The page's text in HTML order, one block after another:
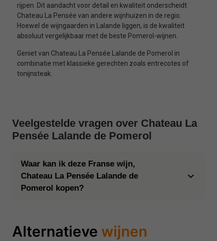
rijpen. Dit aandacht voor detail en kwaliteit onderscheidt
Chateau La Pensée van andere wijnhuizen in de regio.
Hoewel de wijngaarden in Lalande liggen, is de kwaliteit
absoluut vergelijkbaar met de beste Pomerol-wijnen.
Geniet van Chateau La Pensée Lalande de Pomerol in
combinatie met klassieke gerechten zoals entrecotes of
tonijnsteak.
Veelgestelde vragen over Chateau La
Pensée Lalande de Pomerol
Waar kan ik deze Franse wijn,
Chateau La Pensée Lalande de
Pomerol kopen?
Alternatieve wijnen